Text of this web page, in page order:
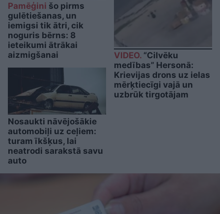
Pamēģini šo pirms
gulētiešanas, un
iemigsi tik ātri, cik
noguris bērns: 8
ieteikumi ātrākai
aizmigšanai
Nosaukti nāvējošākie
automobiļi uz ceļiem:
turam īkšķus, lai
neatrodi sarakstā savu
auto
VIDEO. “Cilvēku
medības” Hersonā:
Krievijas drons uz ielas
mērķtiecīgi vajā un
uzbrūk tirgotājam